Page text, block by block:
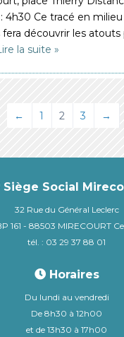
4h30 Ce tracé en
fera découvrir les
la suite »
← 1 2 3 →
Siège Social
32 Rue du Général Leclerc
161 - 88503 MIRECOURT
tél. : 03 29 37 88 01
Horaires
Du lundi au vendredi
De 8h30 à 12h00
et de 13h30 à 17h00